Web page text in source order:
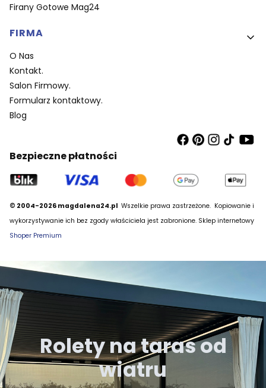
Firany Gotowe Mag24
FIRMA
O Nas
Kontakt.
Salon Firmowy.
Formularz kontaktowy.
Blog
Bezpieczne płatności
© 2004-2026 magdalena24.pl Wszelkie prawa zastrzeżone. Kopiowanie i
wykorzystywanie ich bez zgody właściciela jest zabronione. Sklep internetowy
Shoper Premium
Rolety na taras od
wiatru